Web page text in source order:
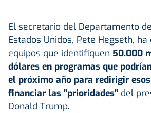
El secretario del Departamento
Estados Unidos, Pete Hegseth,
equipos que identifiquen 50.000
dólares en programas que
el próximo año para redirigir
financiar las "prioridades" del
Donald Trump.